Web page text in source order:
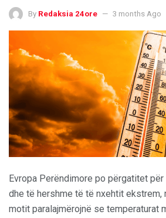
By Redaksia 24ore 3 months Ago
Evropa Perëndimore po përgatitet
dhe të hershme të të nxehtit ekstrem,
motit paralajmërojnë se temperaturat